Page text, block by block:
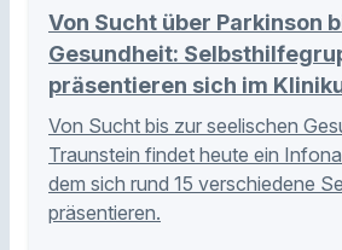
Von Sucht über Parkinson
Gesundheit:
präsentieren sich im
Von Sucht bis zur seelischen
Traunstein findet heute ein
dem sich rund 15 verschiedene
präsentieren.